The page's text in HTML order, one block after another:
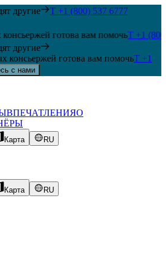
другие T +1 (800) 537 6777
готова вам помочьT +1 (800)
другие
консьержей готова вам помочьT +1
с нами
ВПЕЧАТЛЕНИЯО
Карта RU
Карта RU